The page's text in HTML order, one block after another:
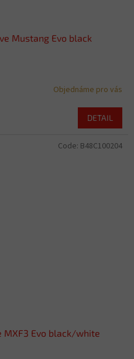
Mustang Evo black
Objednáme pro vás
DETAIL
MXF3 Evo black/white
Code: B48C100204